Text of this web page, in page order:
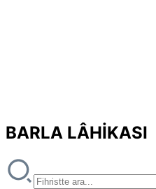
BARLA LÂHİKASI